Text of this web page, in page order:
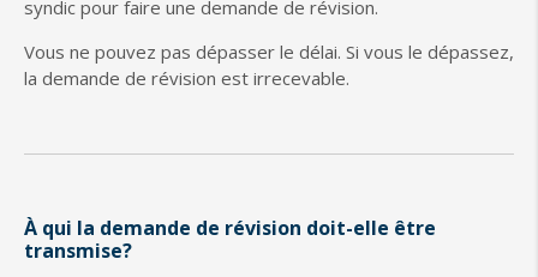
syndic pour faire une demande de révision.
Vous ne pouvez pas dépasser le délai. Si vous le dépassez,
la demande de révision est irrecevable.
À qui la demande de révision doit-elle être
transmise?